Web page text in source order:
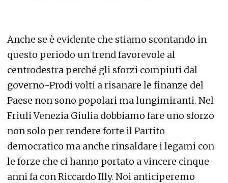
Anche se è evidente che stiamo scontando in
questo periodo un trend favorevole al
centrodestra perché gli sforzi compiuti dal
governo-Prodi volti a risanare le finanze del
Paese non sono popolari ma lungimiranti. Nel
Friuli Venezia Giulia dobbiamo fare uno sforzo
non solo per rendere forte il Partito
democratico ma anche rinsaldare i legami con
le forze che ci hanno portato a vincere cinque
anni fa con Riccardo Illy. Noi anticiperemo